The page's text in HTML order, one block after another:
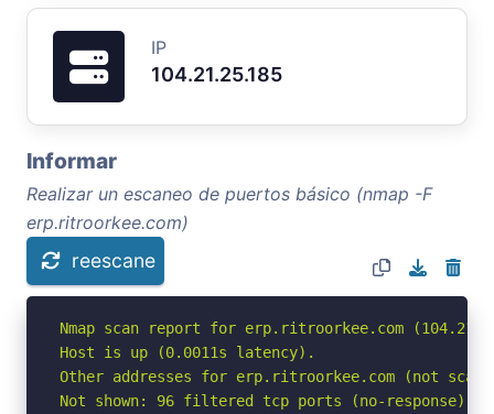
IP
104.21.25.185
Informar
Realizar un escaneo de puertos básico (nmap -F
erp.ritroorkee.com)
reescane
Nmap scan report for erp.ritroorkee.com
Host is up (0.0011s latency).
Other addresses for erp.ritroorkee.com (not
Not shown: 96 filtered tcp ports (no-response)